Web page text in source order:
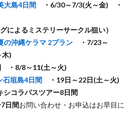
大島4日間 ・6/30～7/3(火～金) ・
によるミステリーサークル狙い）
沖縄ケラマ 2プラン ・7/23～
)
・8/8～11(土～火)
石垣島4日間 ・19日～22日(土～火)
コラパスツアー8日間
日間お問い合わせ・お申込はお早目に